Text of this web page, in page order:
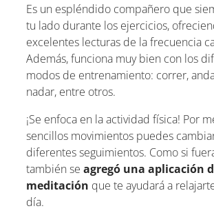
Es un espléndido compañero que
tu lado durante los ejercicios,
excelentes lecturas de la frecuencia
Además, funciona muy bien con los
modos de entrenamiento: correr,
nadar, entre otros.
¡Se enfoca en la actividad física! Por
sencillos movimientos puedes
diferentes seguimientos. Como si
también se agregó una aplicación
meditación que te ayudará a
día.